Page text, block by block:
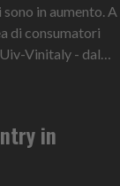
in aumento. A
di consumatori
Vinitaly - dal
in